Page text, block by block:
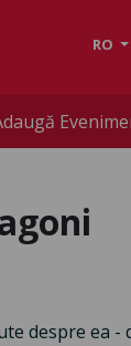
RO
despre ea -